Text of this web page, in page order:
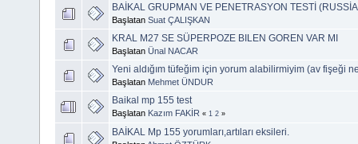
BAİKAL GRUPMAN VE PENETRASYON TESTİ
Başlatan Suat ÇALIŞKAN
KRAL M27 SE SÜPERPOZE BILEN GOREN VAR MI
Başlatan Ünal NACAR
Yeni aldığım tüfeğim için yorum alabilirmiyim (av fişeği
Başlatan Mehmet ÜNDUR
Baikal mp 155 test
Başlatan Kazım FAKİR « 1 2 »
BAİKAL Mp 155 yorumları,artıları eksileri.